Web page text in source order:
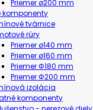
Priemer ø200 mm
komponenty
tvárnice
rúry
Priemer ø140 mm
Priemer ø160 mm
Priemer Φ180 mm
Priemer Φ200 mm
izolácia
komponenty